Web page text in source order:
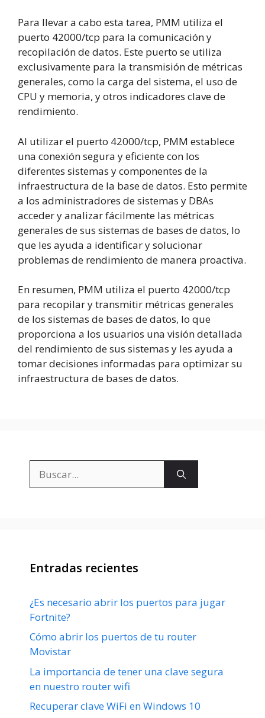
Para llevar a cabo esta tarea, PMM utiliza el
puerto 42000/tcp para la comunicación y
recopilación de datos. Este puerto se utiliza
exclusivamente para la transmisión de métricas
generales, como la carga del sistema, el uso de
CPU y memoria, y otros indicadores clave de
rendimiento.
Al utilizar el puerto 42000/tcp, PMM establece
una conexión segura y eficiente con los
diferentes sistemas y componentes de la
infraestructura de la base de datos. Esto permite
a los administradores de sistemas y DBAs
acceder y analizar fácilmente las métricas
generales de sus sistemas de bases de datos, lo
que les ayuda a identificar y solucionar
problemas de rendimiento de manera proactiva.
En resumen, PMM utiliza el puerto 42000/tcp
para recopilar y transmitir métricas generales
de los sistemas de bases de datos, lo que
proporciona a los usuarios una visión detallada
del rendimiento de sus sistemas y les ayuda a
tomar decisiones informadas para optimizar su
infraestructura de bases de datos.
Entradas recientes
¿Es necesario abrir los puertos para jugar
Fortnite?
Cómo abrir los puertos de tu router
Movistar
La importancia de tener una clave segura
en nuestro router wifi
Recuperar clave WiFi en Windows 10